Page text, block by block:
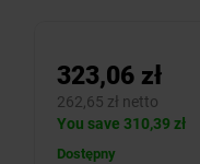
323,06 zł
262,65 zł netto
You save 310,39 zł
Dostępny